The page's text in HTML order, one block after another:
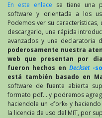
En este enlace se tiene una
software y orientada a los
Podemos ver su
descargarlo, una rápida
avanzados y una declaratoria
poderosamente nuestra
web que presentan por
fueron hechos en Deckset-
está también basado en
software de fuente abierta
formato pdf… y podremos
haciendole un «fork» y
la licencia de uso del MIT, por